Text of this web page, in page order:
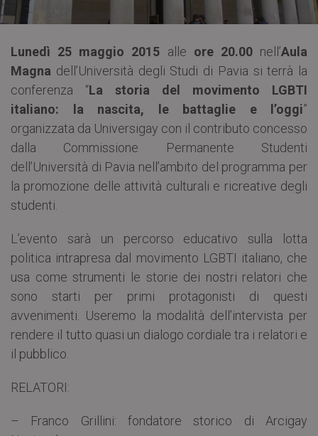
Lunedì 25 maggio 2015 alle ore 20.00nell’Aula
Magna dell’Università degli Studi di Pavia si terrà la
conferenza “La storia del movimento LGBTI
italiano: la nascita, le battaglie e l’oggi”
organizzata da Universigay con il contributo concesso
dalla Commissione Permanente Studenti
dell’Università di Pavia nell’ambito del programma per
la promozione delle attività culturali e ricreative degli
studenti.
L’evento sarà un percorso educativo sulla lotta
politica intrapresa dal movimento LGBTI italiano, che
usa come strumenti le storie dei nostri relatori che
sono starti per primi protagonisti di questi
avvenimenti. Useremo la modalità dell’intervista per
rendere il tutto quasi un dialogo cordiale tra i relatori e
il pubblico.
RELATORI:
– Franco Grillini: fondatore storico di Arcigay